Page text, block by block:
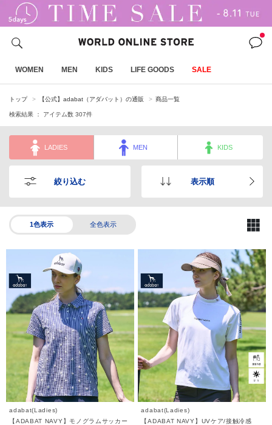
WOMEN MEN KIDS LIFE GOODS SALE
トップ 【公式】adabat（アダバット）の通販 商品一覧
検索結果 ： アイテム数 307件
LADIES MEN KIDS
絞り込む 表示順
1色表示 全色表示
adabat(Ladies)
【ADABAT NAVY】モノグラムサッカー
adabat(Ladies)
【ADABAT NAVY】UVケア/接触冷感